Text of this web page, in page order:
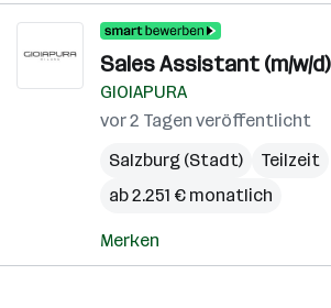
Sales Assistant (m/w/d)
GIOIAPURA
vor 2 Tagen veröffentlicht
Salzburg (Stadt)
Teilzeit
ab 2.251 € monatlich
Merken